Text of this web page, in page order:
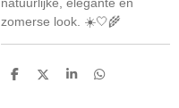
zomerse look. ☀️🤍🌾
D
D
S
D